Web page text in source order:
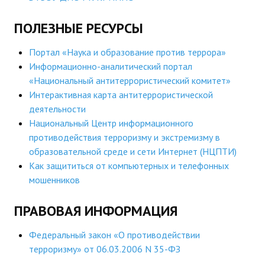
ИНСТИТУТ
Противодействие коррупции
В ПОМОЩЬ УЧИТЕЛЮ
Организация УВП
ГИА
Карта ГИА РК
Советуем прочитать
Готовимся к новому учебному году 2026-2027
ДПО
ПОЛЕЗНЫЕ РЕСУРСЫ
Портал «Наука и образование против террора»
Информационно-аналитический портал
«Национальный антитеррористический комитет»
Интерактивная карта антитеррористической
деятельности
Национальный Центр информационного
противодействия терроризму и экстремизму в
образовательной среде и сети Интернет (НЦПТИ)
Как защититься от компьютерных и телефонных
мошенников
ПРАВОВАЯ ИНФОРМАЦИЯ
Федеральный закон «О противодействии
терроризму» от 06.03.2006 N 35-ФЗ